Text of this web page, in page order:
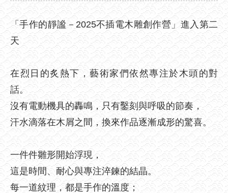
「手作的靜謐－2025不插電木雕創作營」進入第二
天
在烈日的炙熱下，藝術家們依然專注於木頭的對
話。
沒有電動機具的轟鳴，只有鑿刻與呼吸的節奏，
汗水滴落在木屑之間，換來作品逐漸成形的驚喜。
一件件雛形開始浮現，
這是時間、耐心與專注淬鍊的結晶。
每一道紋理，都是手作的溫度；